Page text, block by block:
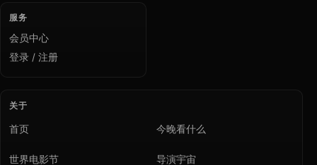
服务
会员中心
登录 / 注册
关于
首页 今晚看什么
世界电影节 导演宇宙